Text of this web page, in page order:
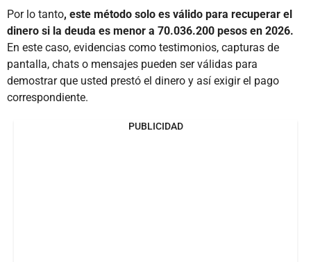
Por lo tanto, este método solo es válido para recuperar el
dinero si la deuda es menor a 70.036.200 pesos en 2026.
En este caso, evidencias como testimonios, capturas de
pantalla, chats o mensajes pueden ser válidas para
demostrar que usted prestó el dinero y así exigir el pago
correspondiente.
PUBLICIDAD